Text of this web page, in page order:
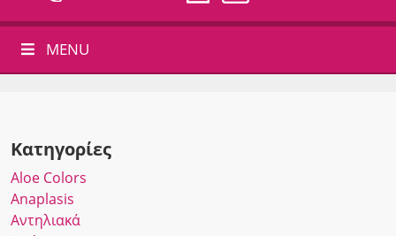
MENU
Κατηγορίες
Αloe Colors
Anaplasis
Αντηλιακά